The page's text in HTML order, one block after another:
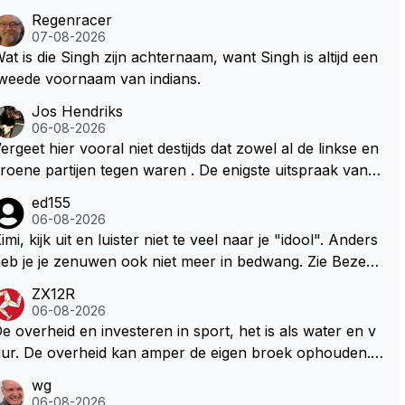
Regenracer
07-08-2026
is die Singh zijn achternaam, want Singh is altijd een
voornaam van indians.
Jos Hendriks
06-08-2026
hier vooral niet destijds dat zowel al de linkse en
partijen tegen waren . De enigste uitspraak van e
ze hun eigen uitlaat gassen inademen maar niet wet
was dat de F1 motor schoner is dan een normale a
Dus denk echt niet dat deze groene/wollen regering
ed155
06-08-2026
kijk uit en luister niet te veel naar je "idool". Anders
je je zenuwen ook niet meer in bedwang. Zie Bezech
Veel gezelliger
ZX12R
06-08-2026
overheid en investeren in sport, het is als water en v
De overheid kan amper de eigen broek ophouden.
het best vergelijken met de sheriff van Nottinghem
wg
06-08-2026